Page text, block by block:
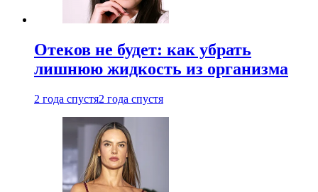
Отеков не будет: как убрать
лишнюю жидкость из организма
2 года спустя2 года спустя